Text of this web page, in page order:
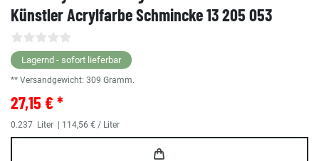
Künstler Acrylfarbe Schmincke 13 205 053
Lagernd - sofort lieferbar
** Versandgewicht: 309 Gramm.
27,15 € *
0.237 Liter | 114,56 € / Liter